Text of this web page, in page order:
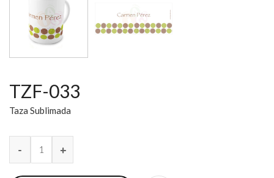
TZF-033
Taza Sublimada